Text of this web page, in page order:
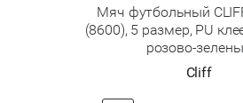
Мяч футбольный
(8600), 5 размер, PU
розово-
Cliff